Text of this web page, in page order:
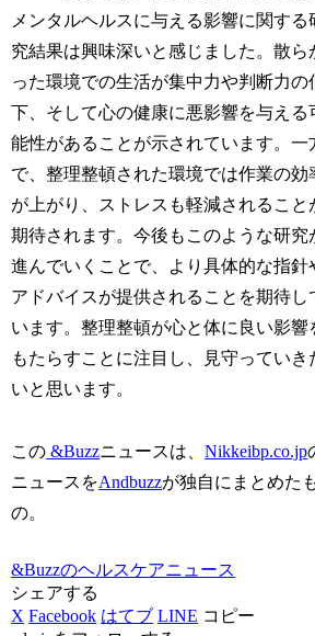
メンタルヘルスに与える影響に関する
究結果は興味深いと感じました。散ら
った環境での生活が集中力や判断力の
下、そして心の健康に悪影響を与える
能性があることが示されています。一
で、整理整頓された環境では作業の効
が上がり、ストレスも軽減されること
期待されます。今後もこのような研究
進んでいくことで、より具体的な指針
アドバイスが提供されることを期待し
います。整理整頓が心と体に良い影響
もたらすことに注目し、見守っていき
いと思います。
この &Buzzニュースは、Nikkeibp.co.jp
ニュースをAndbuzzが独自にまとめた
の。
&Buzzのヘルスケアニュース
シェアする
X Facebook はてブ LINE コピー